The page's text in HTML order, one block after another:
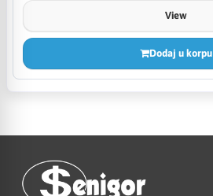
View
Dodaj u korpu